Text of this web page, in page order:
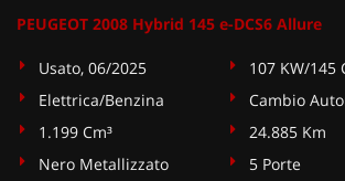
PEUGEOT 2008 Hybrid 145 e-DCS6 Allure
Usato, 06/2025
107 KW/145
Elettrica/Benzina
Cambio
1.199 Cm³
24.885 Km
Nero Metallizzato
5 Porte